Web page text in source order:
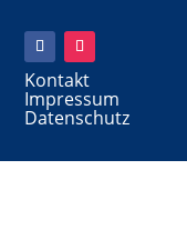
Kontakt
Impressum
Datenschutz